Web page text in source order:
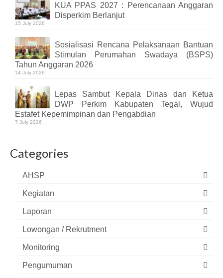
KUA PPAS 2027 : Perencanaan Anggaran
Disperkim Berlanjut
15 July 2026
Sosialisasi Rencana Pelaksanaan Bantuan
Stimulan Perumahan Swadaya (BSPS)
Tahun Anggaran 2026
14 July 2026
Lepas Sambut Kepala Dinas dan Ketua
DWP Perkim Kabupaten Tegal, Wujud
Estafet Kepemimpinan dan Pengabdian
7 July 2026
Categories
AHSP
Kegiatan
Laporan
Lowongan / Rekrutment
Monitoring
Pengumuman